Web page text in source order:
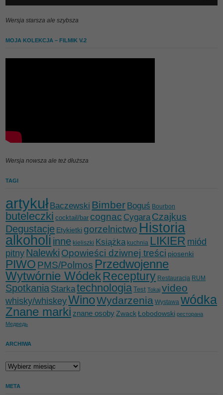
Wersja starsza ale szybsza
MOJA KOLEKCJA – FILMIK V.2
Wersja nowsza ale też dłuższa
TAGI
artykułBaczewski Bimber Boguś Bourbon
buteleczki cocktail/bar cognac CygaraCzajkus
Degustacje Etykietki gorzelnictwo Historia
alkoholi inne kieliszki Książka kuchnia LIKIER miód
pitny Nalewki Opowieści dziwnej treści piosenki
PIWO PMS/Polmos Przedwojenne
Wytwórnie WódekReceptury Restauracja RUM
Spotkania Starkatechnologia Test Tokaj video
whisky/whiskeyWinoWydarzenia Wystawa wódka
Znane marki znane osoby Zwack Łobodowski ресторана
Медведь
ARCHIWA
Archiwa
META